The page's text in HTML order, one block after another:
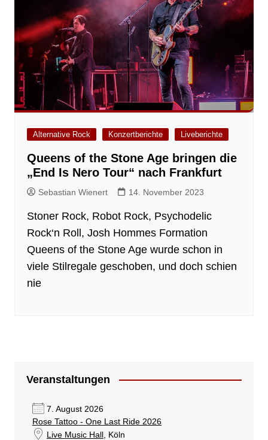
Alternative Rock Konzertberichte Liveberichte
Queens of the Stone Age bringen die
„End Is Nero Tour“ nach Frankfurt
Sebastian Wienert 14. November 2023
Stoner Rock, Robot Rock, Psychodelic
Rock‘n Roll, Josh Hommes Formation
Queens of the Stone Age wurde schon in
viele Stilregale geschoben, und doch schien
nie
Veranstaltungen
7. August 2026
Rose Tattoo - One Last Ride 2026
Live Music Hall, Köln